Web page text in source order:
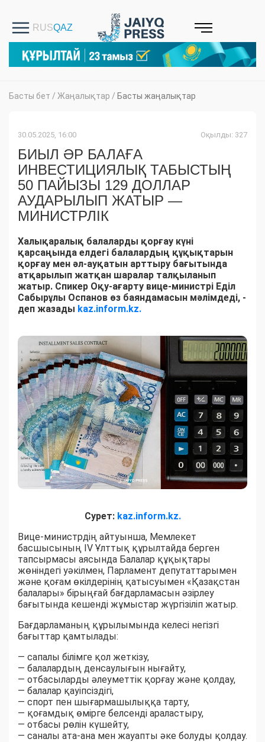
Басты бет / Жаңалықтар / Басты жаңалықтар
30.05.2025, 16:00 Оқылды: 327
БИЫЛ ӘР БАЛАҒА
ИНВЕСТИЦИЯЛЫҚ ТАБЫСТЫҢ
50 ПАЙЫЗЫ 129 ДОЛЛАР
АУДАРЫЛЫП ЖАТЫР —
МИНИСТРЛІК
Халықаралық балаларды қорғау күні
қарсаңында елдегі балалардың құқықтарын
қорғау мен әл-ауқатын арттыру бағытында
атқарылып жатқан шаралар талқыланып
жатыр. Спикер Оқу-ағарту вице-министрі Еділ
Сабырұлы Оспанов өз баяндамасын мәлімдеді, -
деп жазады kaz.inform.kz.
Сурет: kaz.inform.kz.
Вице-министрдің айтуынша, Мемлекет
басшысының IV Ұлттық құрылтайда берген
тапсырмасы аясында Балалар құқықтары
жөніндегі уәкілмен, Парламент депутаттарымен
және қоғам өкілдерінің қатысуымен «Қазақстан
балалары» бірыңғай бағдарламасын әзірлеу
бағытында кешенді жұмыстар жүргізіліп жатыр.
Бағдарламаның құрылымында келесі негізгі
бағыттар қамтылады:
— сапалы білімге қол жеткізу,
— балалардың денсаулығын нығайту,
— отбасыларды әлеуметтік қорғау және қолдау,
— балалар қауіпсіздігі,
— спорт пен шығармашылыққа тарту,
— қоғамдық өмірге белсенді араластыру,
— отбасы рөлін күшейту,
— саналы ата-ана мен жауапты әке болуды қолдау.